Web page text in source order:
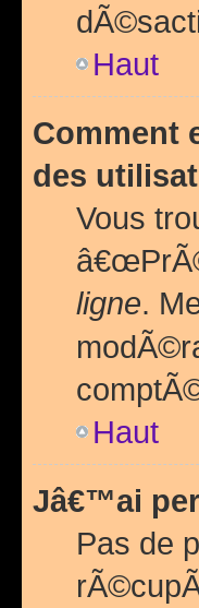
Haut
Comment
des
Vous
ligne.
Haut
Jâ€™ai
Pas de